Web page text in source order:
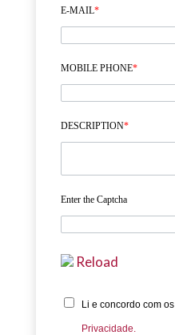
E-MAIL*
MOBILE PHONE*
DESCRIPTION*
Enter the Captcha
Reload
Li e concordo com os
Privacidade.